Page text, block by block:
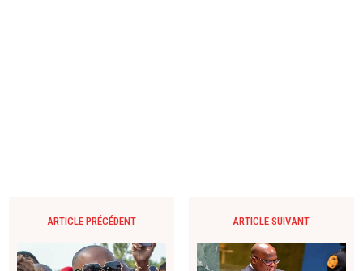
ARTICLE PRÉCÉDENT ARTICLE SUIVANT